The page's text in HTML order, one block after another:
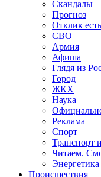
Скандалы
Прогноз
Отклик
СВО
Армия
Афиша
Глядя из
Город
ЖКХ
Наука
Реклама
Спорт
Транспорт
Читаем.
Энергетика
Происшествия